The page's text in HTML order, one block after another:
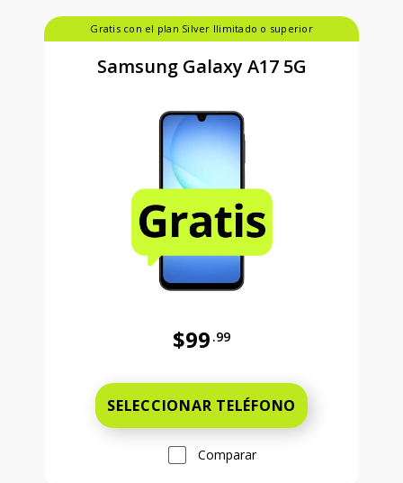
Gratis con el plan Silver Ilimitado o superior
Samsung Galaxy A17 5G
$99 .99
SELECCIONAR TELÉFONO
Comparar